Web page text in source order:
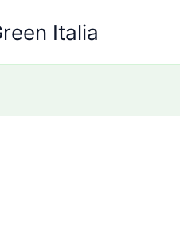
Italia